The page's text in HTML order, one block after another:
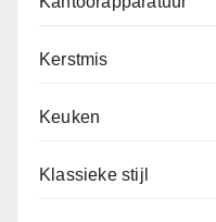
Kerstmis
Keuken
Klassieke stijl